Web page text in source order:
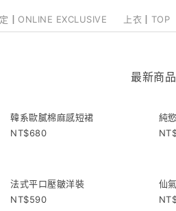
┃ONLINE EXCLUSIVE 上衣┃TOP
最新商品